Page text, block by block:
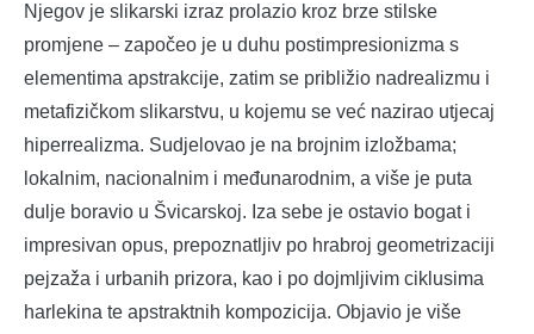
Njegov je slikarski izraz prolazio kroz brze stilske
promjene – započeo je u duhu postimpresionizma s
elementima apstrakcije, zatim se približio nadrealizmu i
metafizičkom slikarstvu, u kojemu se već nazirao utjecaj
hiperrealizma. Sudjelovao je na brojnim izložbama;
lokalnim, nacionalnim i međunarodnim, a više je puta
dulje boravio u Švicarskoj. Iza sebe je ostavio bogat i
impresivan opus, prepoznatljiv po hrabroj geometrizaciji
pejzaža i urbanih prizora, kao i po dojmljivim ciklusima
harlekina te apstraktnih kompozicija. Objavio je više